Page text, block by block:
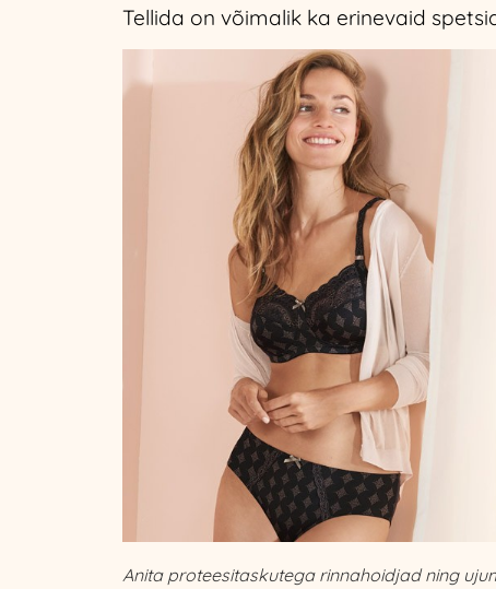
Tellida on võimalik ka erinevaid
Anita proteesitaskutega rinnahoidjad ning